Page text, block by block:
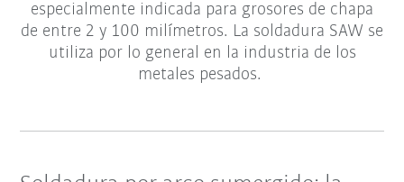
especialmente indicada para grosores de chapa
de entre 2 y 100 milímetros. La soldadura SAW se
utiliza por lo general en la industria de los
metales pesados.